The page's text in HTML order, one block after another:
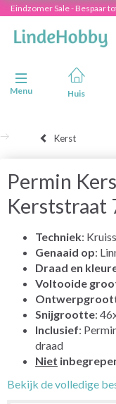
Eindzomer Sale - Bespaar
Navigatie in-/uitschakelen
Menu
Huis
Kerst
Permin
Kerststraat
Techniek:
Genaaid op:
Draad en
Voltooide
Snijgrootte:
Inclusief:
draad
Niet
Bekijk de volledige